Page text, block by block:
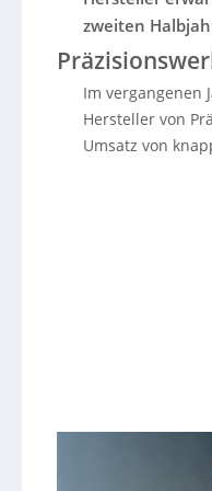
zweiten
Im vergangenen
Hersteller von
Umsatz von